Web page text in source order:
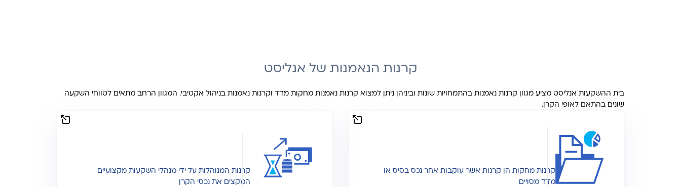
קרנות הנאמנות של אנליסט
בית ההשקעות אנליסט מציע מגוון קרנות נאמנות בהתמחויות שונות וביניהן ניתן למצוא קרנות נאמנות מחקות מדד וקרנות נאמנות בניהול אקטיבי. המגוון הרחב מתאים לטווחי השקעה
שונים בהתאם לאופי הקרן.
קרנות מחקות הן קרנות אשר עוקבות אחר נכס בסיס או
מדד מסויים
קרנות המנוהלות על ידי מנהלי השקעות מקצועיים
המקצים את נכסי הקרן